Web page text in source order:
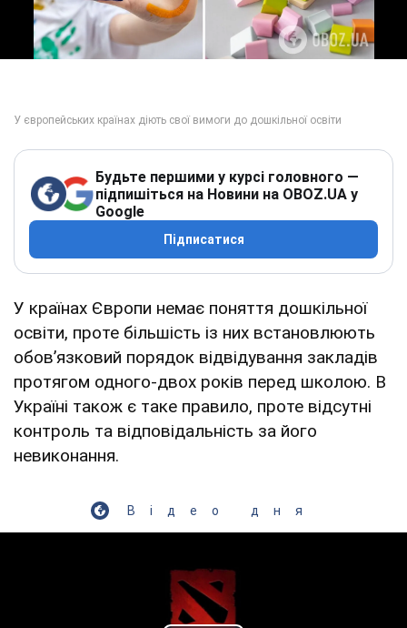
Будьте першими у курсі головного —
підпишіться на Новини на OBOZ.UA у
Google
Підписатися
У країнах Європи немає поняття дошкільної
освіти, проте більшість із них встановлюють
обовʼязковий порядок відвідування закладів
протягом одного-двох років перед школою. В
Україні також є таке правило, проте відсутні
контроль та відповідальність за його
невиконання.
Відео дня